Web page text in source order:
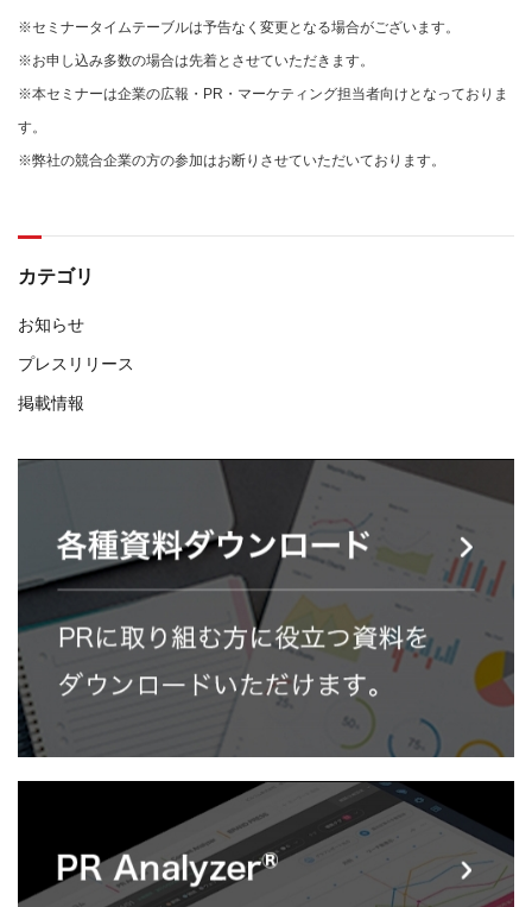
※セミナータイムテーブルは予告なく変更となる場合がございます。
※お申し込み多数の場合は先着とさせていただきます。
※本セミナーは企業の広報・PR・マーケティング担当者向けとなっておりま
す。
※弊社の競合企業の方の参加はお断りさせていただいております。
カテゴリ
お知らせ
プレスリリース
掲載情報